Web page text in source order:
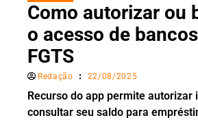
Como autorizar ou
o acesso de
FGTS
Redação 22/08/2025
Recurso do app permite autorizar
consultar seu saldo para